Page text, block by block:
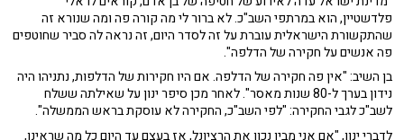
פלדשטיין, הוא במרתפי השב"כ. לא ברור לי מה קורה פה ומה שנורא זה
שהתקשורת הישראלית עוברת על זה לסדר היום, זה נראה לה סביר שחוטפים
פה אנשים על חקירה של הדלפה".
בן השיב: "אין פה חקירה של הדלפה. אם היו חקירות של הדלפות, נתניהו היה
נידון בערך ל-80 שנות מאסר". לאחר מכן סיפר ינון על שאילתה ששלח
לשב"כ לגבי החקירה: "לפי השב"כ, החקירה לא עוסקת בראש הממשלה".
לדברי ינון, "אם אני מבין נכון את הרציונל, אז בעצם עד היום כל מה שראינו,